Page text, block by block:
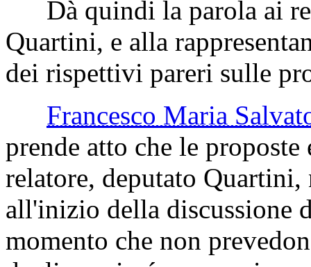
chiuso. Non essendovi
Ricorda che, alla
presentate otto proposte
proposta di legge in
per la legislazione ha
Dà quindi la parola ai
Quartini, e alla
dei rispettivi pareri sulle